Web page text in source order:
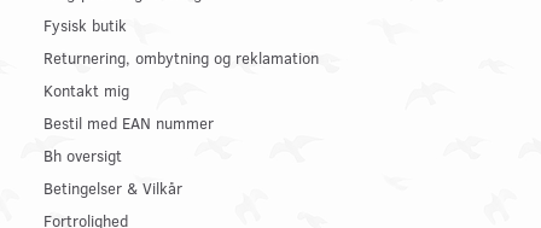
Fysisk butik
Returnering, ombytning og reklamation
Kontakt mig
Bestil med EAN nummer
Bh oversigt
Betingelser & Vilkår
Fortrolighed